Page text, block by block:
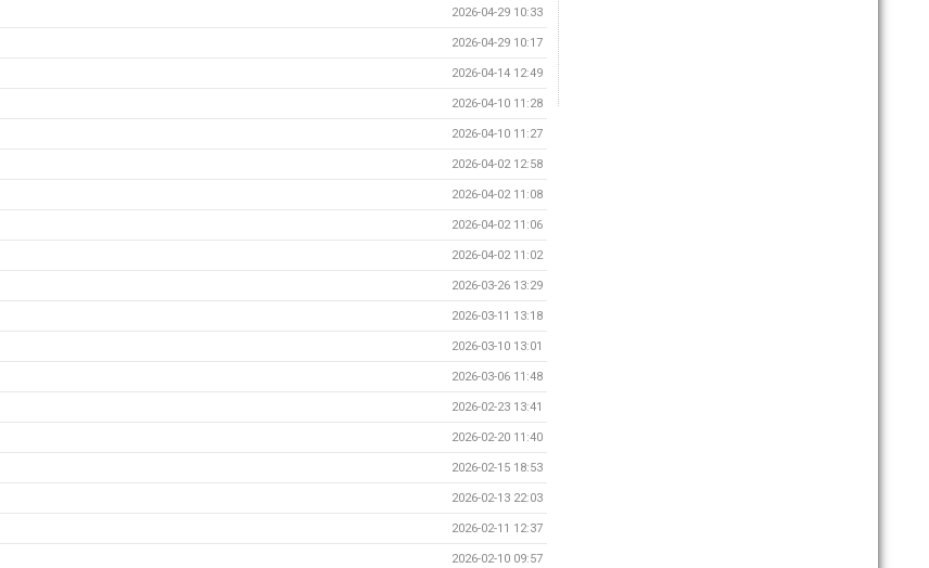
2026-04-29 10:33
2026-04-29 10:17
2026-04-14 12:49
2026-04-10 11:28
2026-04-10 11:27
2026-04-02 12:58
2026-04-02 11:08
2026-04-02 11:06
2026-04-02 11:02
2026-03-26 13:29
2026-03-11 13:18
2026-03-10 13:01
2026-03-06 11:48
2026-02-23 13:41
2026-02-20 11:40
2026-02-15 18:53
2026-02-13 22:03
2026-02-11 12:37
2026-02-10 09:57